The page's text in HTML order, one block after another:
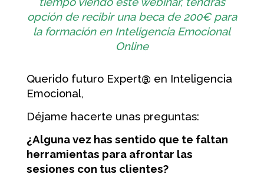
opción de recibir una beca de 200€ para
la formación en Inteligencia Emocional
Online
Querido futuro Expert@ en Inteligencia
Emocional,
Déjame hacerte unas preguntas:
¿Alguna vez has sentido que te faltan
herramientas para afrontar las
sesiones con tus clientes?